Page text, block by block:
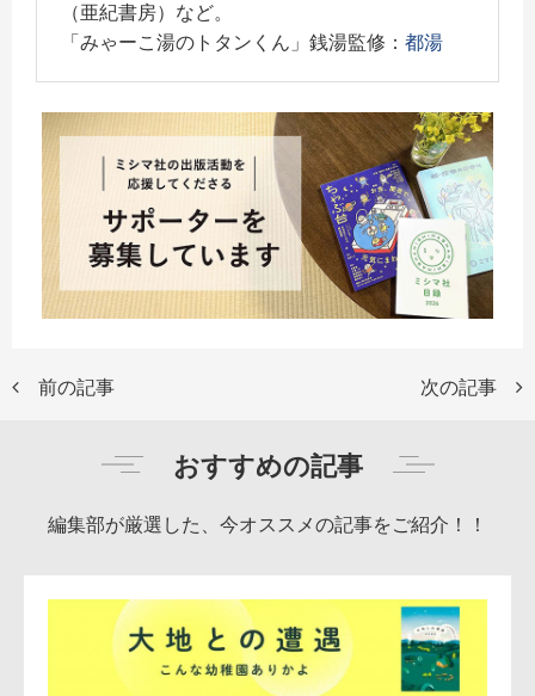
（亜紀書房）など。
「みゃーこ湯のトタンくん」銭湯監修： 都湯
前の記事 次の記事
おすすめの記事
編集部が厳選した、今オススメの記事をご紹介！！